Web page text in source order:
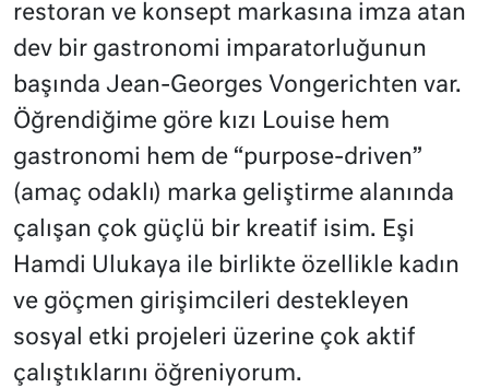
restoran ve konsept markasına imza atan
dev bir gastronomi imparatorluğunun
başında Jean-Georges Vongerichten var.
Öğrendiğime göre kızı Louise hem
gastronomi hem de “purpose-driven”
(amaç odaklı) marka geliştirme alanında
çalışan çok güçlü bir kreatif isim. Eşi
Hamdi Ulukaya ile birlikte özellikle kadın
ve göçmen girişimcileri destekleyen
sosyal etki projeleri üzerine çok aktif
çalıştıklarını öğreniyorum.